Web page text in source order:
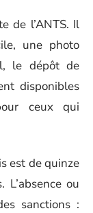
de l’ANTS. Il
une photo
le dépôt de
disponibles
ceux qui
est de quinze
ou
sanctions :